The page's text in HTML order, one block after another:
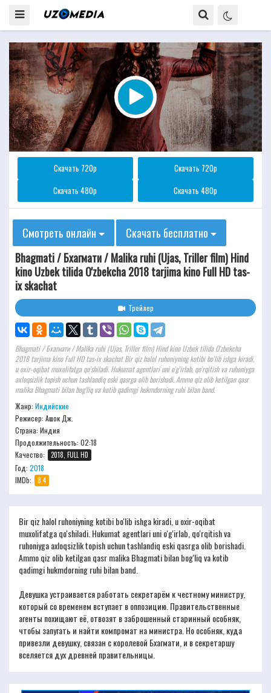
Скачать 720p
Скачать 720p
Скачать 480p
Скачать 480p
Смотреть онлайн
Скачать бесплатно
Bhagmati / Бхагмати / Malika ruhi (Ujas, Triller film) Hind
kino Uzbek tilida O'zbekcha 2018 tarjima kino Full HD tas-
ix skachat
Трейлер
Bhagmati / Бхагмати / Malika ruhi (Ujas, Triller film) Hind kino Uzbek tilida O'zbekcha
2018 tarjima kino Full HD tas-ix skachat Bir qiz halol ruhoniyning kotibi bo'lib ishga kiradi,
u oxir-oqibat muxolifatga qo'shiladi. Hukumat agentlari uni o'g'irlab, qo'rqitish va ruhoniyga
axloqsizlik topish uchun tashlandiq eski qasrga olib borishadi. Ammo qiz olib ketilgan qasr
malika Bhagmati bilan bog'liq va kotib qadimgi hukmdorning ruhi bilan band.
Жанр: Индийские
Режисер: Ашок Дж.
Страна: Индия
Продолжительность: 02:18
Качество:
2018, FULL HD
Год: 2018
IMDb:
8.4
Bir qiz halol ruhoniyning kotibi bo'lib ishga kiradi, u oxir-oqibat
muxolifatga qo'shiladi. Hukumat agentlari uni o'g'irlab, qo'rqitish va
ruhoniyga axloqsizlik topish uchun tashlandiq eski qasrga olib borishadi.
Ammo qiz olib ketilgan qasr malika Bhagmati bilan bog'liq va kotib
qadimgi hukmdorning ruhi bilan band.
Девушка устраивается работать секретарём к честному министру,
который со временем вступает в оппозицию. Правительственные
агенты похищают её, отвозят в заброшенный старинный особняк,
чтобы запугать и найти компромат на министра. Но особняк, куда
привезли девушку, связан с королевой Бхагмати, и в секретаршу
вселяется дух древней правительницы.